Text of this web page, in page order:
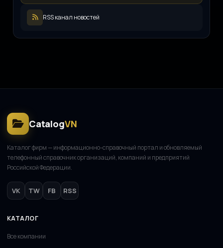
L
LEDpremium
RSS канал новостей
CatalogVN
Каталог фирм — информационно-справочный портал и обновляемый
телефонный справочник организаций, компаний и предприятий
Российской Федерации.
VK TW FB RSS
КАТАЛОГ
Все компании